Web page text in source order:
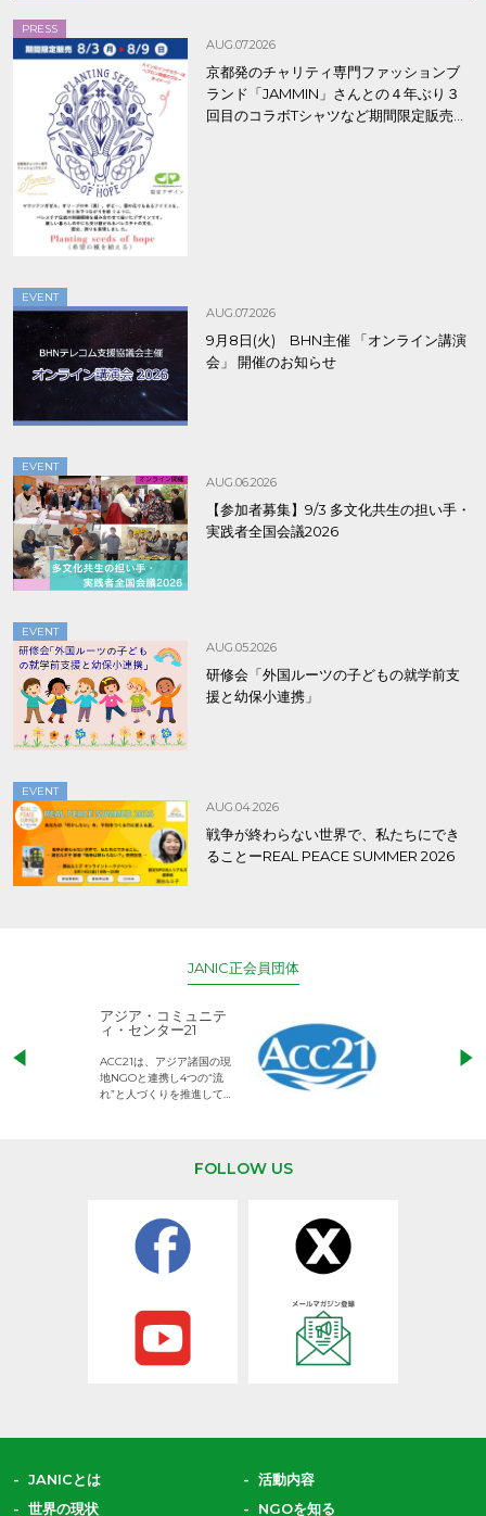
PRESS
AUG.07.2026
京都発のチャリティ専門ファッションブ
ランド「JAMMIN」さんとの４年ぶり３
回目のコラボTシャツなど期間限定販売、
EVENT
AUG.07.2026
9月8日(火) BHN主催 「オンライン講演
会」 開催のお知らせ
EVENT
AUG.06.2026
【参加者募集】9/3 多文化共生の担い手・
実践者全国会議2026
EVENT
AUG.05.2026
研修会「外国ルーツの子どもの就学前支
援と幼保小連携」
EVENT
AUG.04.2026
戦争が終わらない世界で、私たちにでき
ることーREAL PEACE SUMMER 2026
JANIC正会員団体
アジア・コミュニテ
ィ・センター21
ACC21は、アジア諸国の現
地NGOと連携し4つの“流
れ”と人づくりを推進してい
児童労働のない
権利が守られた
FOLLOW US
JANICとは
活動内容
世界の現状
NGOを知る